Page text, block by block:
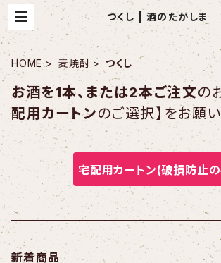
つくし | 酒のたかしま
HOME 麦焼酎 つくし
お酒を1本、または2本ご注文の
配用カートンのご選択】をお願
宅配用カートン(破損防止
新着商品